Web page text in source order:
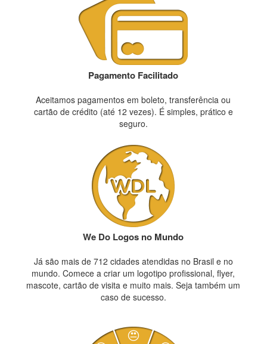
Pagamento Facilitado
Aceitamos pagamentos em boleto, transferência ou
cartão de crédito (até 12 vezes). É simples, prático e
seguro.
We Do Logos no Mundo
Já são mais de 712 cidades atendidas no Brasil e no
mundo. Comece a criar um logotipo profissional, flyer,
mascote, cartão de visita e muito mais. Seja também um
caso de sucesso.